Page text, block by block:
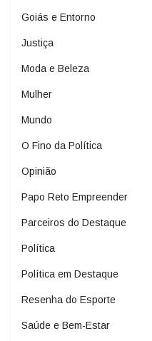
Goiás e Entorno
Justiça
Moda e Beleza
Mulher
Mundo
O Fino da Política
Opinião
Papo Reto Empreender
Parceiros do Destaque
Política
Política em Destaque
Resenha do Esporte
Saúde e Bem-Estar